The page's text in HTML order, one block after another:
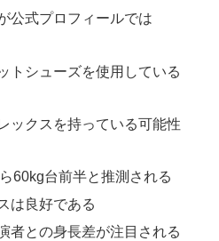
公式プロフィールでは
トシューズを使用している
ックスを持っている可能性
60kg台前半と推測される
は良好である
者との身長差が注目される